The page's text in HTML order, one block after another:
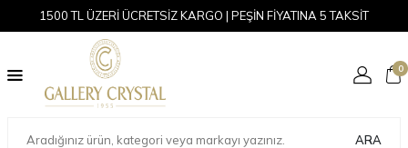
1500 TL ÜZERİ ÜCRETSİZ KARGO | PEŞİN FİYATINA 5 TAKSİT
ARA
0